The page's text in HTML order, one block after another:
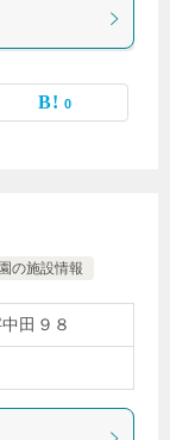
0
の施設情報
田９８